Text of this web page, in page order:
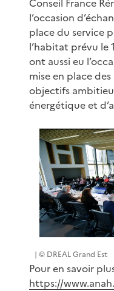
l’occasion
place du service
l’habitat prévu le
ont aussi eu
mise en place
objectifs
énergétique et
| © DREAL Grand Est
Pour en savoir
https://